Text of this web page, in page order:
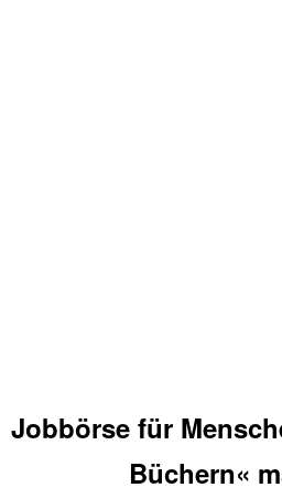
Jobbörse für
Büchern«